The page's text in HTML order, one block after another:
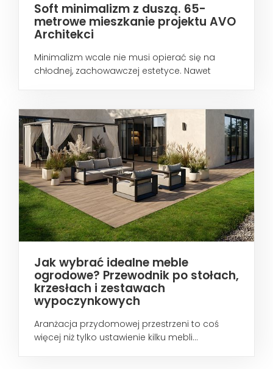
Soft minimalizm z duszą. 65-
metrowe mieszkanie projektu AVO
Architekci
Minimalizm wcale nie musi opierać się na
chłodnej, zachowawczej estetyce. Nawet
Jak wybrać idealne meble
ogrodowe? Przewodnik po stołach,
krzesłach i zestawach
wypoczynkowych
Aranżacja przydomowej przestrzeni to coś
więcej niż tylko ustawienie kilku mebli...